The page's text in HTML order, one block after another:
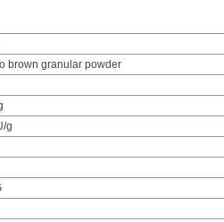
brown granular powder
g